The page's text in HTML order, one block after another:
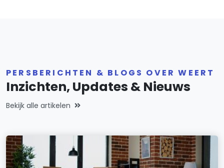
PERSBERICHTEN & BLOGS OVER WEERT
Inzichten, Updates & Nieuws
Bekijk alle artikelen